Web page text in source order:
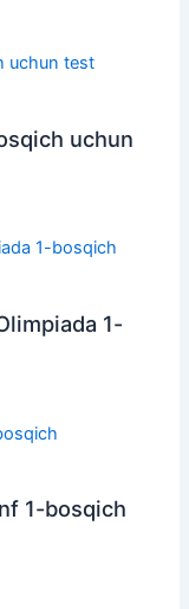
uchun
1-
1-bosqich